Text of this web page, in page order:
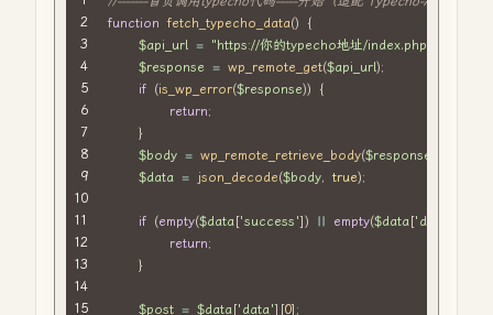
margin: 10px 0;
latest-update -images {
-align: left;
10px 0
latest-update-images img {
width: 100 px
;
object fit: cover;
radius:
shadow
transition: transform 0.3s
function fetch_typecho_data()
{
$api_url = "https://你的typecho地址/index.php/
$response = wp_remote_get($api_url);
if (is_wp_error($response))
{
return;
}
$body = wp_remote_retrieve_body($response
$data = json_decode($body, true);
if (empty($data ['success']) || empty($data ['data'
return;
}
$post = $data ['data'] [0] ;